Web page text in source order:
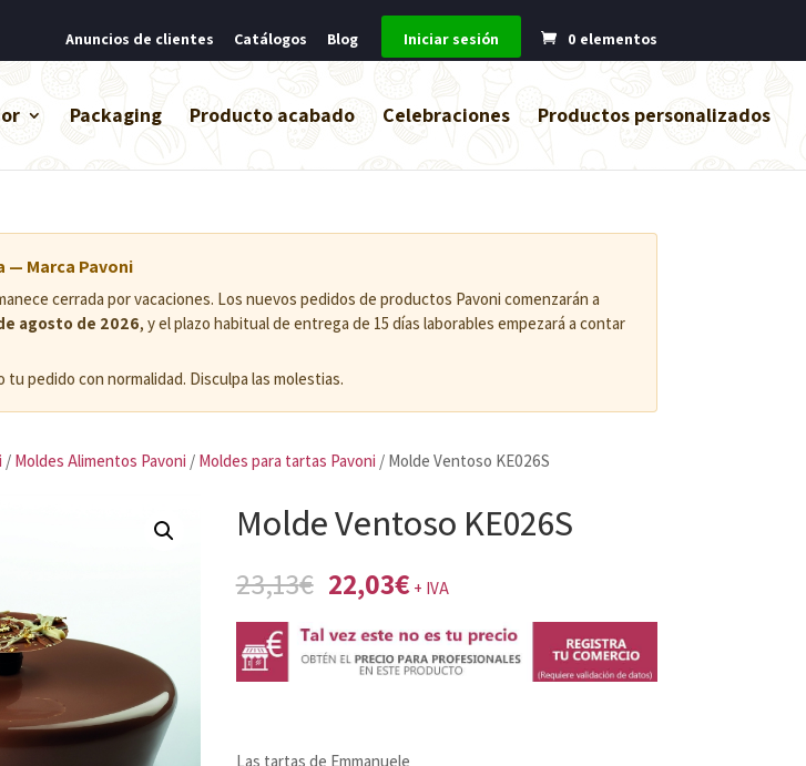
Anuncios de clientes
Catálogos Blog Iniciar sesión 0 elementos
Packaging Producto acabado Celebraciones Productos personalizados
— Marca Pavoni
cerrada por vacaciones. Los nuevos pedidos de productos Pavoni comenzarán a
agosto de 2026, y el plazo habitual de entrega de 15 días laborables empezará a contar
tu pedido con normalidad. Disculpa las molestias.
/ Moldes Alimentos Pavoni / Moldes para tartas Pavoni / Molde Ventoso KE026S
Molde Ventoso KE026S
23,13€ El
original
era:
22,03€El
actual
es:
+ IVA
Las tartas de Emmanuele